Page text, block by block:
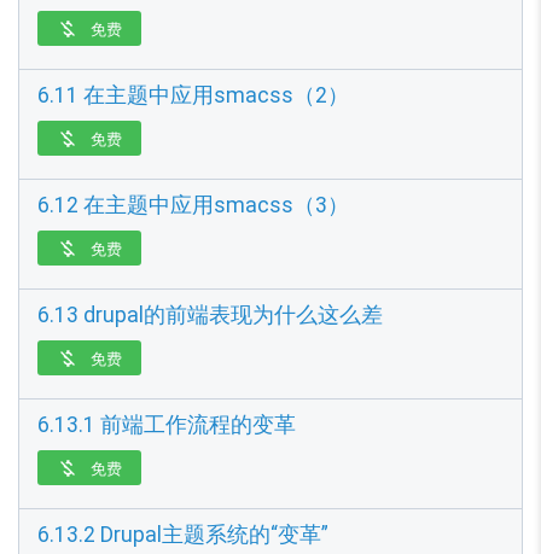
 免费
6.11 在主题中应用smacss（2）
 免费
6.12 在主题中应用smacss（3）
 免费
6.13 drupal的前端表现为什么这么差
 免费
6.13.1 前端工作流程的变革
 免费
6.13.2 Drupal主题系统的“变革”